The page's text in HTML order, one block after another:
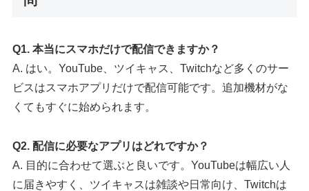
Q1. 本当にスマホだけで配信できますか？
A. はい。YouTube、ツイキャス、Twitchなど多くのサー
ビスはスマホアプリだけで配信可能です。追加機材がな
くてもすぐに始められます。
Q2. 配信に必要なアプリはどれですか？
A. 目的に合わせて選ぶと良いです。YouTubeは幅広い人
に届きやすく、ツイキャスは雑談や日常向け、Twitchは